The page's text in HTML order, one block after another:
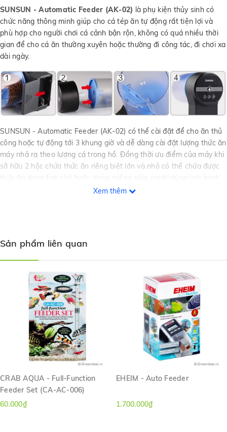
SUNSUN - Automatic Feeder (AK-02) là phụ kiện thủy sinh có
chức năng thông minh giúp cho cá tép ăn tự động rất tiện lợi và
phù hợp cho người chơi cá cảnh bận rộn, không có quá nhiều thời
gian để cho cá ăn thường xuyên hoặc thường đi công tác, đi chơi xa
dài ngày.
SUNSUN - Automatic Feeder (AK-02) có thể cài đặt để cho ăn thủ
công hoặc tự động tới 3 khung giờ và dễ dàng cài đặt lượng thức ăn
máy nhả ra theo lượng cá trong hồ. Đồng thời ưu điểm của máy khi
sở hữu 2 hộc chứa thức ăn riêng biệt lớn và nhỏ có thể chứa được
thức ăn dạng hạt nhỏ hoặc dạng miếng giúp người dùng linh hoạt
cho việc chọn lựa tùy theo lượng cá trong hồ.
Xem thêm
Sản phẩm liên quan
CRAB AQUA - Full-Function
Feeder Set (CA-AC-006)
60.000₫
EHEIM - Auto Feeder
1.700.000₫